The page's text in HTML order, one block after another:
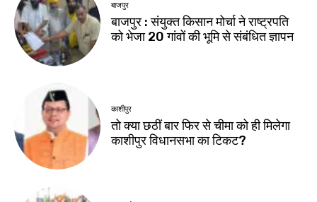
बाजपुर
बाजपुर : संयुक्त किसान मोर्चा ने राष्ट्रपति
को भेजा 20 गांवों की भूमि से संबंधित ज्ञापन
काशीपुर
तो क्या छठीं बार फिर से चीमा को ही मिलेगा
काशीपुर विधानसभा का टिकट?